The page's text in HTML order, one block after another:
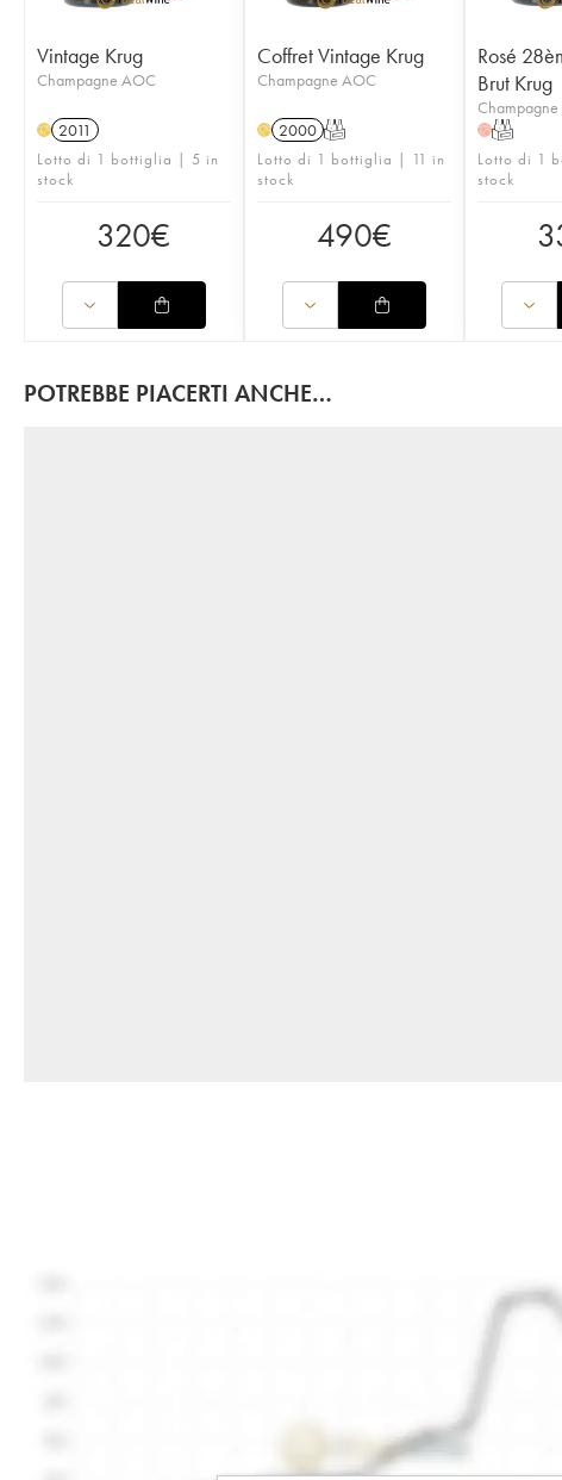
Vintage Krug
Champagne AOC
H 2011
Lotto di 1 bottiglia | 5 in
stock
320€
Coffret Vintage Krug
Champagne AOC
H 2000 T
Lotto di 1 bottiglia | 11 in
stock
490€
Rosé
Brut Krug
HT
Lotto di 1
stock
POTREBBE PIACERTI ANCHE…